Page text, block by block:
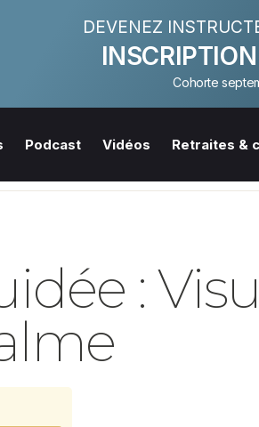
DEVENEZ
Cohorte
Podcast Vidéos Retraites &
: